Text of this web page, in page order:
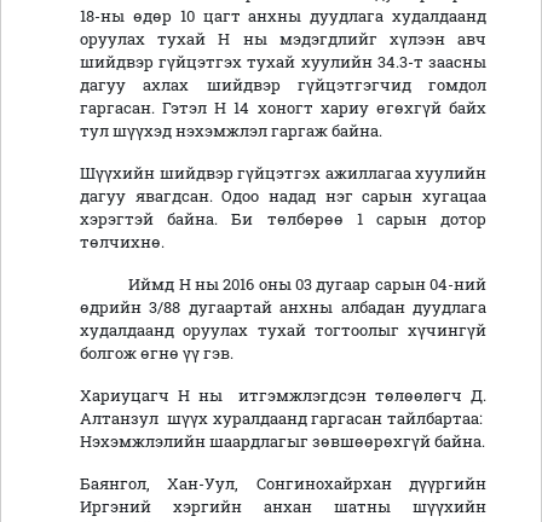
18-ны өдөр 10 цагт анхны дуудлага худалдаанд
оруулах тухай Н ны мэдэгдлийг хүлээн авч
шийдвэр гүйцэтгэх тухай хуулийн 34.3-т заасны
дагуу ахлах шийдвэр гүйцэтгэгчид гомдол
гаргасан. Гэтэл Н 14 хоногт хариу өгөхгүй байх
тул шүүхэд нэхэмжлэл гаргаж байна.
Шүүхийн шийдвэр гүйцэтгэх ажиллагаа хуулийн
дагуу явагдсан. Одоо надад нэг сарын хугацаа
хэрэгтэй байна. Би төлбөрөө 1 сарын дотор
төлчихнө.
Иймд Н ны 2016 оны 03 дугаар сарын 04-ний
өдрийн 3/88 дугаартай анхны албадан дуудлага
худалдаанд оруулах тухай тогтоолыг хүчингүй
болгож өгнө үү гэв.
Хариуцагч Н ны итгэмжлэгдсэн төлөөлөгч Д.
Алтанзул шүүх хуралдаанд гаргасан тайлбартаа:
Нэхэмжлэлийн шаардлагыг зөвшөөрөхгүй байна.
Баянгол, Хан-Уул, Сонгинохайрхан дүүргийн
Иргэний хэргийн анхан шатны шүүхийн